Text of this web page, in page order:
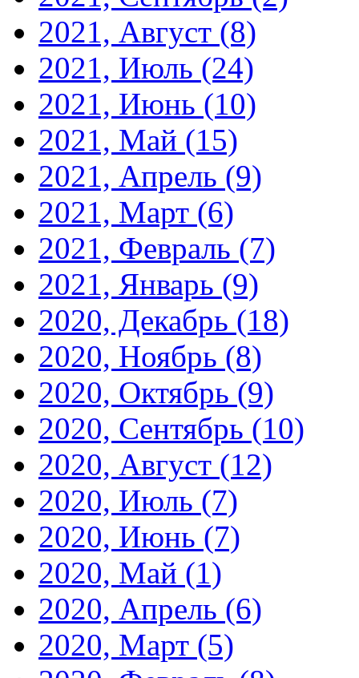
2021, Август (8)
2021, Июль (24)
2021, Июнь (10)
2021, Май (15)
2021, Апрель (9)
2021, Март (6)
2021, Февраль (7)
2021, Январь (9)
2020, Декабрь (18)
2020, Ноябрь (8)
2020, Октябрь (9)
2020, Сентябрь (10)
2020, Август (12)
2020, Июль (7)
2020, Июнь (7)
2020, Май (1)
2020, Апрель (6)
2020, Март (5)